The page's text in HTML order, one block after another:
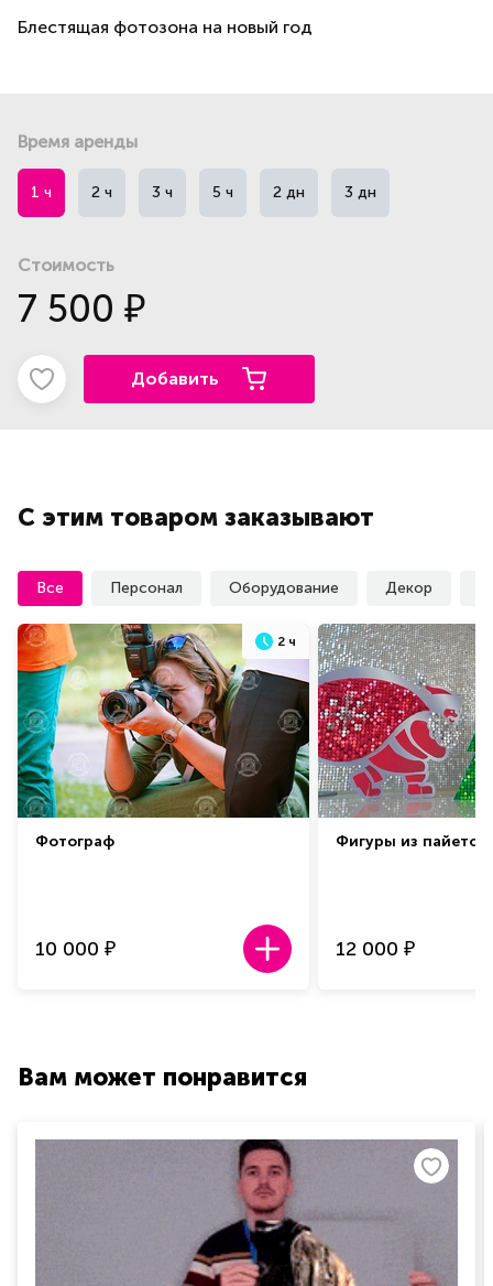
Блестящая фотозона на новый год
Время аренды
1 ч 2 ч 3 ч 5 ч 2 дн 3 дн
Стоимость
7 500 ₽
Добавить
С этим товаром заказывают
Все Персонал Оборудование Декор
2 ч
Фотограф
10 000 ₽
Фигуры из пайеток
12 000 ₽
Вам может понравится